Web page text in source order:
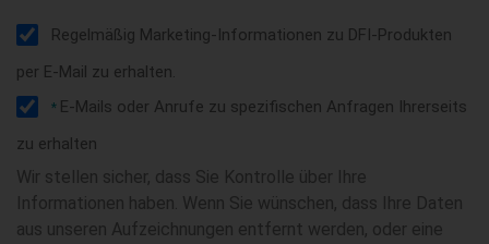
Regelmäßig Marketing-Informationen zu DFI-Produkten
per E-Mail zu erhalten.
* E-Mails oder Anrufe zu spezifischen Anfragen Ihrerseits
zu erhalten
Wir stellen sicher, dass Sie Kontrolle über Ihre
Informationen haben. Wenn Sie wünschen, dass Ihre Daten
aus unseren Aufzeichnungen entfernt werden, oder eine